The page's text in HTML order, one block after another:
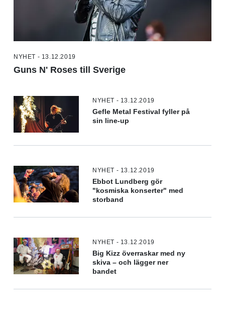
NYHET - 13.12.2019
Guns N' Roses till Sverige
NYHET - 13.12.2019
Gefle Metal Festival fyller på
sin line-up
NYHET - 13.12.2019
Ebbot Lundberg gör
"kosmiska konserter" med
storband
NYHET - 13.12.2019
Big Kizz överraskar med ny
skiva – och lägger ner
bandet